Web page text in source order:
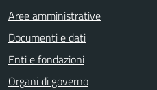
Aree amministrative
Documenti e dati
Enti e fondazioni
Organi di governo